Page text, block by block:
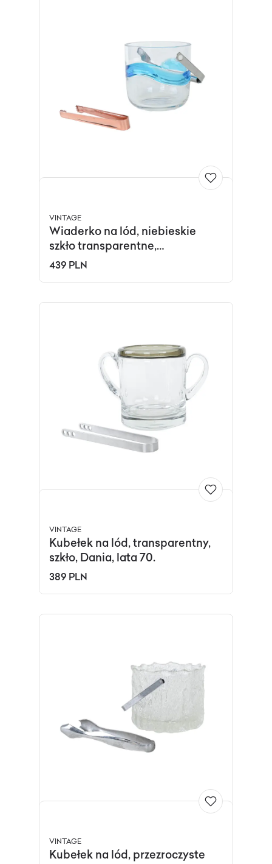
VINTAGE
Wiaderko na lód, niebieskie
szkło transparentne,
Holmegaard, Dania, lata 70.
439 PLN
VINTAGE
Kubełek na lód, transparentny,
szkło, Dania, lata 70.
389 PLN
VINTAGE
Kubełek na lód, przezroczyste